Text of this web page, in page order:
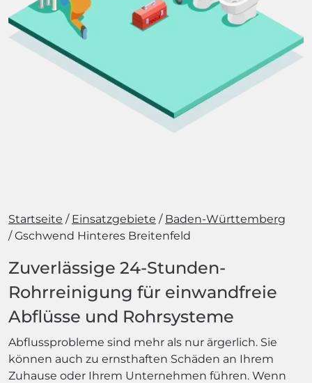
Startseite Einsatzgebiete
Baden-Württemberg
Gschwend Hinteres Breitenfeld
Zuverlässige 24-Stunden-
Rohrreinigung für einwandfreie
Abflüsse und Rohrsysteme
Abflussprobleme sind mehr als nur ärgerlich. Sie
können auch zu ernsthaften Schäden an Ihrem
Zuhause oder Ihrem Unternehmen führen. Wenn